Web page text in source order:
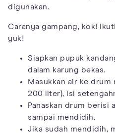
digunakan.
Caranya gampang, kok!
yuk!
Siapkan pupuk
dalam karung bekas.
Masukkan air ke drum
200 liter), isi
Panaskan drum berisi
sampai mendidih.
Jika sudah mendidih,